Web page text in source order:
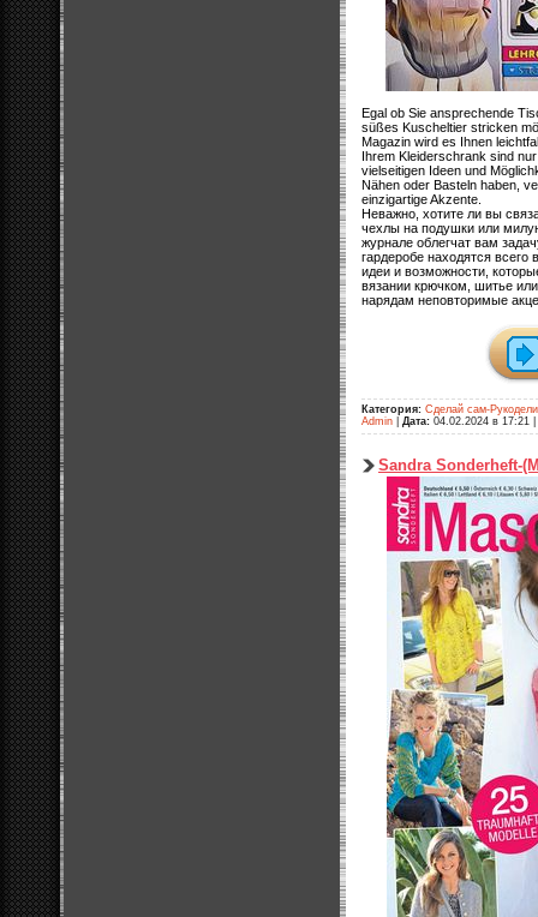
Egal ob Sie ansprechende
süßes Kuscheltier stricken
Magazin wird es Ihnen
Ihrem Kleiderschrank sind
vielseitigen Ideen und
Nähen oder Basteln haben,
einzigartige Akzente.
Неважно, хотите ли вы
чехлы на подушки или
журнале облегчат вам
гардеробе находятся всего
идеи и возможности,
вязании крючком, шитье
нарядам неповторимые
Категория: Сделай сам-
Admin
Дата: 04.02.2024 в 17:21
Sandra Sonderheft-